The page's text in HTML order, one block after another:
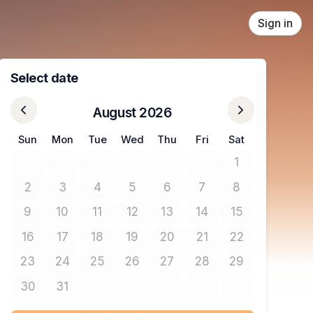
Sign in
Select date
August 2026
Sun Mon Tue Wed Thu Fri Sat
1No tickets
2No tickets available
3No tickets available
4No tickets available
5No tickets available
6No tickets available
7No tickets available
8No tickets
9No tickets available
10No tickets available
11No tickets available
12No tickets available
13No tickets available
14No tickets available
15No tickets
16No tickets available
17No tickets available
18No tickets available
19No tickets available
20No tickets available
21No tickets available
22No tickets
23No tickets available
24No tickets available
25No tickets available
26No tickets available
27No tickets available
28No tickets available
29No tickets
30No tickets available
31No tickets available